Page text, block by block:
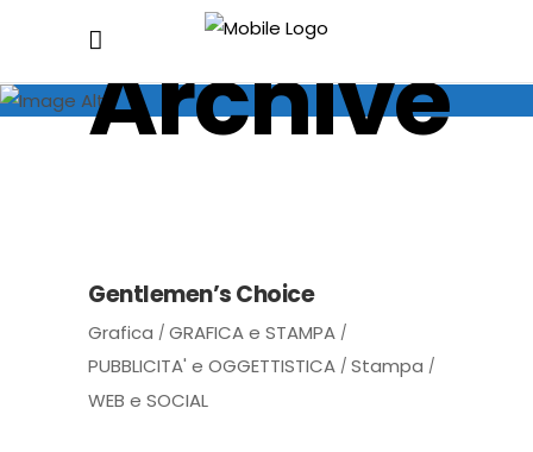
Archive
Gentlemen’s Choice
Grafica
GRAFICA e STAMPA
PUBBLICITA' e OGGETTISTICA
Stampa
WEB e SOCIAL